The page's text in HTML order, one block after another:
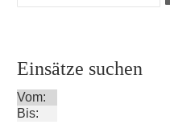
Einsätze suchen
Vom:
Bis: